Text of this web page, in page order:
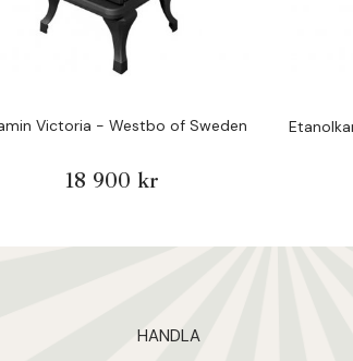
Victoria - Westbo of Sweden
18 900 kr
HANDLA